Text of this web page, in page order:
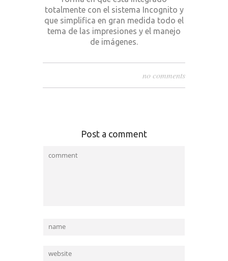
totalmente con el sistema Incognito y
que simplifica en gran medida todo el
tema de las impresiones y el manejo
de imágenes.
no comments
Post a comment